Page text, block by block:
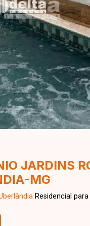
JARDINS
MG
Residencial